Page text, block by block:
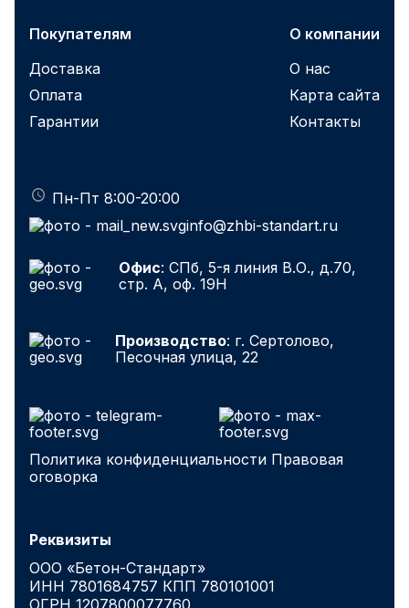
Покупателям
Доставка
Оплата
Гарантии
О компании
О нас
Карта сайта
Контакты
Пн-Пт 8:00-20:00
info@zhbi-standart.ru
Офис: СПб, 5-я линия В.О., д.70,
стр. А, оф. 19Н
Производство: г. Сертолово,
Песочная улица, 22
Политика конфиденциальности Правовая
оговорка
Реквизиты
ООО «Бетон-Стандарт»
ИНН 7801684757 КПП 780101001
ОГРН 1207800077760